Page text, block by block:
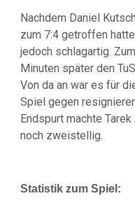
Nachdem Daniel
zum 7:4 getroffen
jedoch schlagartig.
Minuten später den
Von da an war es für
Spiel gegen
Endspurt machte
noch zweistellig.
Statistik zum Spiel: